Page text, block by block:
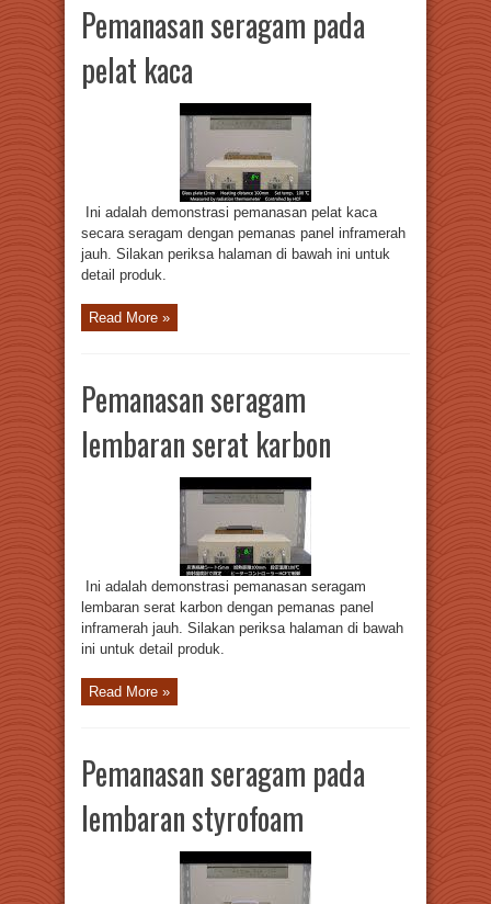
Pemanasan seragam pada
pelat kaca
Ini adalah demonstrasi pemanasan pelat kaca
secara seragam dengan pemanas panel inframerah
jauh. Silakan periksa halaman di bawah ini untuk
detail produk.
Read More »
Pemanasan seragam
lembaran serat karbon
Ini adalah demonstrasi pemanasan seragam
lembaran serat karbon dengan pemanas panel
inframerah jauh. Silakan periksa halaman di bawah
ini untuk detail produk.
Read More »
Pemanasan seragam pada
lembaran styrofoam